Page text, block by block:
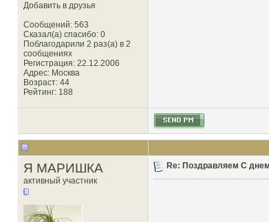
Добавить в друзья
Сообщений: 563
Сказал(а) спасибо: 0
Поблагодарили 2 раз(а) в 2
сообщениях
Регистрация: 22.12.2006
Адрес: Москва
Возраст: 44
Рейтинг: 188
Я МАРИШКА
активный участник
Re: Поздравляем С